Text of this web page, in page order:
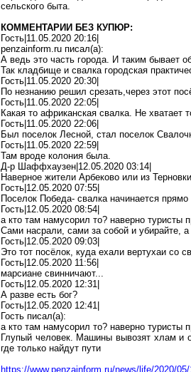
сельского быта.
КОММЕНТАРИИ БЕЗ КУПЮР:
Гость|11.05.2020 20:16|
penzainform.ru писал(a):
А ведь это часть города. И таким бывает
Так кладбище и свалка городская
Гость|11.05.2020 20:30|
По незнанию решил срезать,через этот
Гость|11.05.2020 22:05|
Какая то африканская свалка. Не хватает
Гость|11.05.2020 22:06|
Был поселок Лесной, стал поселок
Гость|11.05.2020 22:59|
Там вроде колония была.
Д-р Шаффхаузен|12.05.2020 03:14|
Наверное жители Арбеково или из
Гость|12.05.2020 07:55|
Поселок Победа- свалка начинается
Гость|12.05.2020 08:54|
а кто там намусорил то? наверно туристы
Сами насрали, сами за собой и убирайте,
Гость|12.05.2020 09:03|
Это тот посёлок, куда ехали вертухаи со
Гость|12.05.2020 11:56|
марсиане свинничают...
Гость|12.05.2020 12:31|
А разве есть бог?
Гость|12.05.2020 12:41|
Гость писал(a):
а кто там намусорил то? наверно туристы
Глупый человек. Машины вывозят хлам и
где только найдут пути
https://www.penzainform.ru/news/life/2020/